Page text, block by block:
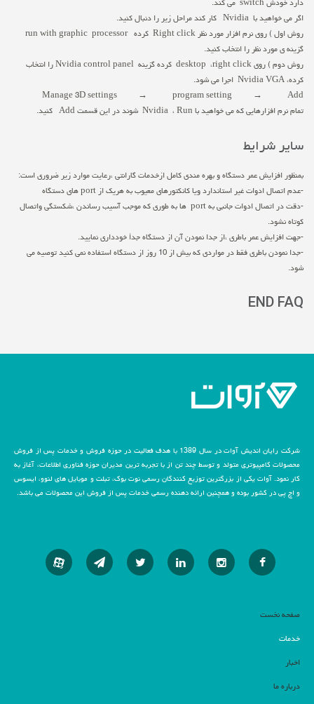
دارد خودش switch می کند.
اگر می خواهید با Nvidia کار کند مراحل زیر را دنبال کنید.
روش اول ) روی نرم افزار مورد نظر Right click کرده run with graphic processor
گزینه ی مورد نظر را انتخاب کنید.
روش دوم ) روی desktop ،right click کرده گزینه Nvidia control panel را انتخاب
کرده، Nvidia VGA اجرا می شود.
Manage 3D settings → program setting → Add
تمام نرم افزارهایی که می خواهید با Nvidia ، Run شوند در این قسمت Add کنید.
سایر شرایط
بمنظور افزایش عمر دستگاه و بهره مندی کامل ازخدمات گارانتی ،رعایت موارد زیر ضروری است:
-عدم اتصال ادوات غیر استاندارد ویا کانکتورهای معیوب به هریک از port های دستگاه
-دقت در اتصال ادوات جانبی به port ها به طوری که موجب آسیب رساندن ،شکستگی واتصال
کوتاه نشود.
-جهت افزایش عمر باطری ،از جدا نمودن آن از دستگاه جدأ خودداری نمایید.
-جدا نمودن باطری فقط در مواردی که بیش از 10 روز از دستگاه استفاده نمی کنید توصیه می
شود.
END FAQ
شرکت رایان اندیش آوات در سال 1389 با هدف فعالیت در حوزه فروش و خدمات پس از فروش
محصولات کامپیوتری متولد و توسط چند تن از با تجربه ترین مدیران حوزه فناوری اطلاعات، آغاز به
کار نمود. آوات یکی از بزرگترین توزیع کنندگان رسمی نوت بوک، تبلت و موبایل های لنوو، ایسوس
و اچ پی در کشور بوده و همچنین ارائه دهنده رسمی خدمات پس از فروش این محصولات می باشد.
صفحه نخست
خدمات
اخبار
درباره ما